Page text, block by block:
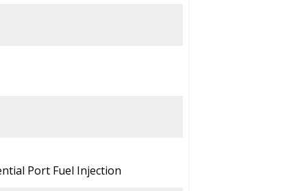
Port Fuel Injection